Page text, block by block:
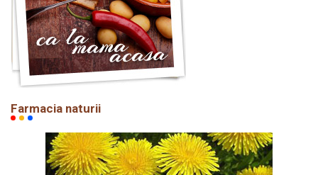
Farmacia naturii